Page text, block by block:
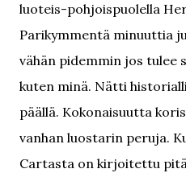
luoteis-pohjoispuolella
Parikymmentä minuuttia
vähän pidemmin jos tulee
kuten minä. Nätti
päällä. Kokonaisuutta
vanhan luostarin peruja.
Cartasta on kirjoitettu